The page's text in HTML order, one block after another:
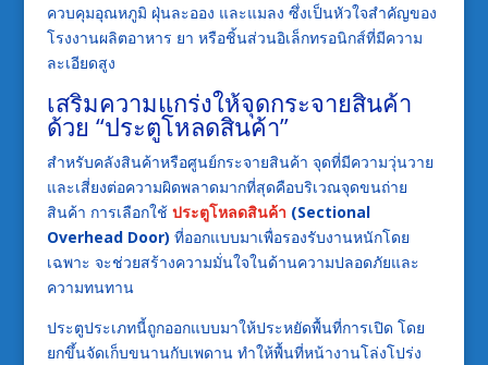
ควบคุมอุณหภูมิ ฝุ่นละออง และแมลง ซึ่งเป็นหัวใจสำคัญของ
โรงงานผลิตอาหาร ยา หรือชิ้นส่วนอิเล็กทรอนิกส์ที่มีความ
ละเอียดสูง
เสริมความแกร่งให้จุดกระจายสินค้า
ด้วย “ประตูโหลดสินค้า”
สำหรับคลังสินค้าหรือศูนย์กระจายสินค้า จุดที่มีความวุ่นวาย
และเสี่ยงต่อความผิดพลาดมากที่สุดคือบริเวณจุดขนถ่าย
สินค้า การเลือกใช้ ประตูโหลดสินค้า (Sectional
Overhead Door) ที่ออกแบบมาเพื่อรองรับงานหนักโดย
เฉพาะ จะช่วยสร้างความมั่นใจในด้านความปลอดภัยและ
ความทนทาน
ประตูประเภทนี้ถูกออกแบบมาให้ประหยัดพื้นที่การเปิด โดย
ยกขึ้นจัดเก็บขนานกับเพดาน ทำให้พื้นที่หน้างานโล่งโปร่ง